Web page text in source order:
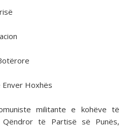
Enver Hoxhës
militante e kohëve të
të Partisë së Punës,